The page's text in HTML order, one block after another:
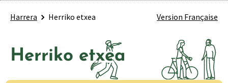
Harrera Herriko etxea Version Française
Herriko etxea